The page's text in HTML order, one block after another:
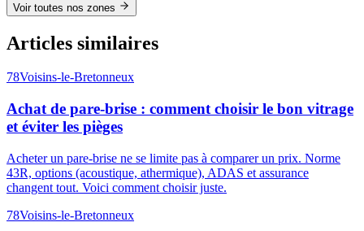
Voir toutes nos zones
Articles similaires
78Voisins-le-Bretonneux
Achat de pare-brise : comment choisir le bon vitrage
et éviter les pièges
Acheter un pare-brise ne se limite pas à comparer un prix. Norme
43R, options (acoustique, athermique), ADAS et assurance
changent tout. Voici comment choisir juste.
78Voisins-le-Bretonneux